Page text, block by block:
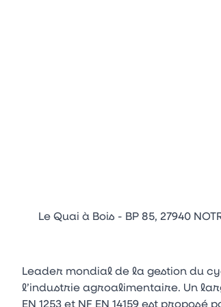
Le Quai à Bois - BP 85, 27940
Leader mondial de la gestion du
l’industrie agroalimentaire. Un
EN 1253 et NF EN 14159 est